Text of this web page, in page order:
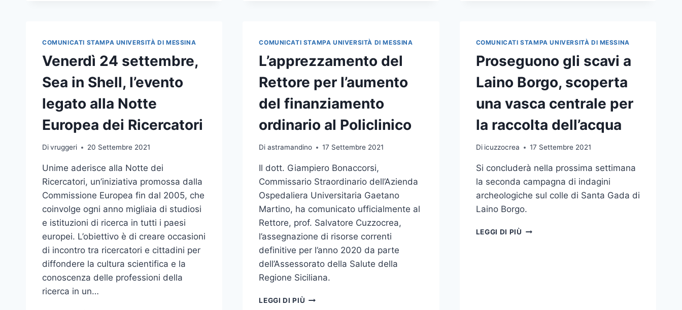
E
ANALISI,
NARRATIVE”
AL
FAST
VAX
COMUNICATI STAMPA UNIVERSITÀ DI MESSINA
Venerdì 24 settembre,
Sea in Shell, l’evento
legato alla Notte
Europea dei Ricercatori
Divruggeri 20 Settembre 2021
Unime aderisce alla Notte dei
Ricercatori, un’iniziativa promossa dalla
Commissione Europea fin dal 2005, che
coinvolge ogni anno migliaia di studiosi
e istituzioni di ricerca in tutti i paesi
europei. L’obiettivo è di creare occasioni
di incontro tra ricercatori e cittadini per
diffondere la cultura scientifica e la
conoscenza delle professioni della
ricerca in un…
COMUNICATI STAMPA UNIVERSITÀ DI MESSINA
L’apprezzamento del
Rettore per l’aumento
del finanziamento
ordinario al Policlinico
Di astramandino 17 Settembre 2021
Il dott. Giampiero Bonaccorsi,
Commissario Straordinario dell’Azienda
Ospedaliera Universitaria Gaetano
Martino, ha comunicato ufficialmente al
Rettore, prof. Salvatore Cuzzocrea,
l’assegnazione di risorse correnti
definitive per l’anno 2020 da parte
dell’Assessorato della Salute della
Regione Siciliana.
LEGGI DI PIÙ L’APPREZZAMENTO
COMUNICATI STAMPA UNIVERSITÀ DI MESSINA
Proseguono gli scavi a
Laino Borgo, scoperta
una vasca centrale per
la raccolta dell’acqua
Di icuzzocrea 17 Settembre 2021
Si concluderà nella prossima settimana
la seconda campagna di indagini
archeologiche sul colle di Santa Gada di
Laino Borgo.
LEGGI DI PIÙ PROSEGUONO